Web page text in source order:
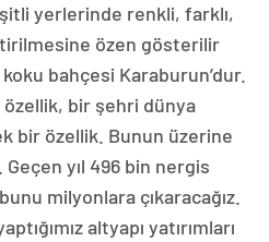
yerlerinde renkli, farklı,
özen gösterilir
bahçesi Karaburun’dur.
özellik, bir şehri dünya
bir özellik. Bunun üzerine
yıl 496 bin nergis
milyonlara çıkaracağız.
altyapı yatırımları